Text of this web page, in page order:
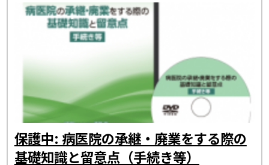
保護中: 病医院の承継・廃業をする際の
基礎知識と留意点（手続き等）